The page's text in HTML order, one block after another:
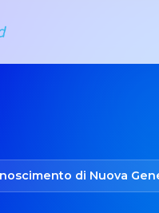
di Nuova